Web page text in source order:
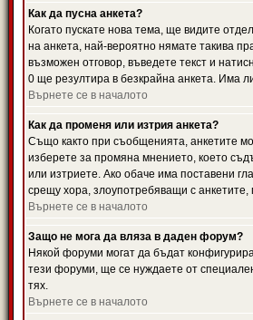
Как да пусна анкета?
Когато пускате нова тема, ще видите
на анкета, най-вероятно нямате такива
възможен отговор, въведете текст и
0 ще резултира в безкрайна анкета. Има
Върнете се в началото
Как да променя или изтрия анкета?
Също както при съобщенията, анкетите
изберете за промяна мнението, което
или изтриете. Ако обаче има поставени
срещу хора, злоупотребяващи с
Върнете се в началото
Защо не мога да вляза в даден форум?
Някой форуми могат да бъдат
тези форуми, ще се нуждаете от
тях.
Върнете се в началото